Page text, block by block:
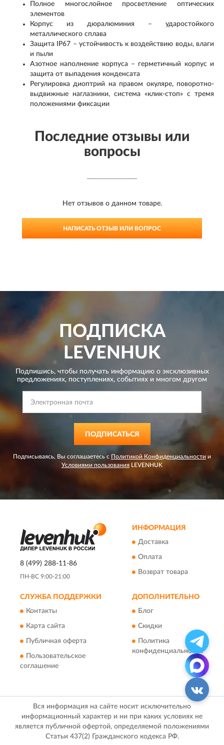
Полное многослойное просветление оптических
элементов
Корпус из дюралюминия – ударостойкого
металлического сплава
Защита IP67 – устойчивость к воздействию воды, влаги
и пыли
Азотное наполнение корпуса – герметичный корпус и
защита от выпадения конденсата
Регулировка диоптрий на правом окуляре, поворотно-
выдвижные наглазники, система «клик-стоп» с тремя
положениями фиксации
Последние отзывы или
вопросы
Нет отзывов о данном товаре.
НАПИСАТЬ ОТЗЫВ ИЛИ ВОПРОС
ПОДПИСКА
LEVENHUK
Подпишись, чтобы получать информацию о эксклюзивных
предложениях, поступлениях, событиях и многом другом
ПОДПИСАТЬСЯ
Подписываясь, Вы соглашаетесь с Политикой Конфиденциальности и
Условиями пользования LEVENHUK
8 (499) 288-11-86
ПН-ВС 9:00-21:00
ИНФОРМАЦИЯ
Доставка
Оплата
Возврат товара
СЛУЖБА ПОДДЕРЖКИ
Контакты
Карта сайта
Публичная оферта
Пользовательское
соглашение
ДОПОЛНИТЕЛЬНО
Блог
Скидки
Политика
конфиденциальности
Вся информация на сайте носит исключительно
информационный характер и ни при каких условиях не
является публичной офертой, определяемой положениями
Статьи 437(2) Гражданского кодекса РФ.